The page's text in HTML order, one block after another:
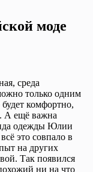
моде
среда
только одним
комфортно,
А ещё важна
одежды Юлии
это совпало в
на других
Так появился
ни на что